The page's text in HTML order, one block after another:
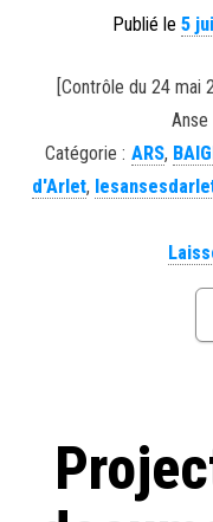
Publié le 5
[Contrôle du 24 mai
Catégorie : ARS,
d'Arlet,